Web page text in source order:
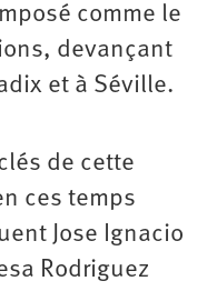
comme le
devançant
et à Séville.
de cette
ces temps
Jose Ignacio
Rodriguez